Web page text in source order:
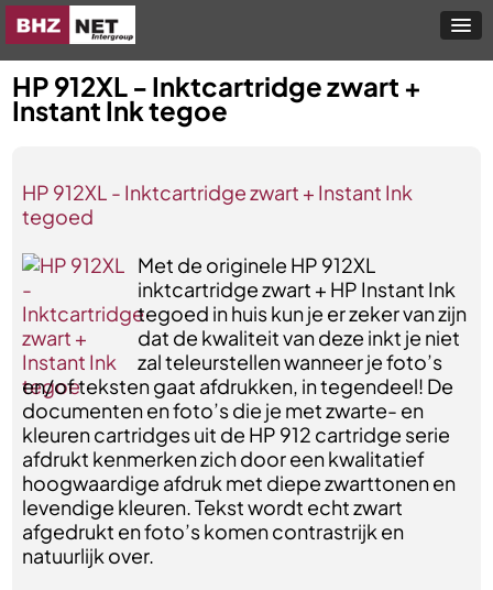
HP 912XL - Inktcartridge zwart +
Instant Ink tegoe
HP 912XL - Inktcartridge zwart + Instant Ink
tegoed
Met de originele HP 912XL
inktcartridge zwart + HP Instant Ink
tegoed in huis kun je er zeker van zijn
dat de kwaliteit van deze inkt je niet
zal teleurstellen wanneer je foto’s
en/of teksten gaat afdrukken, in tegendeel! De
documenten en foto’s die je met zwarte- en
kleuren cartridges uit de HP 912 cartridge serie
afdrukt kenmerken zich door een kwalitatief
hoogwaardige afdruk met diepe zwarttonen en
levendige kleuren. Tekst wordt echt zwart
afgedrukt en foto’s komen contrastrijk en
natuurlijk over.